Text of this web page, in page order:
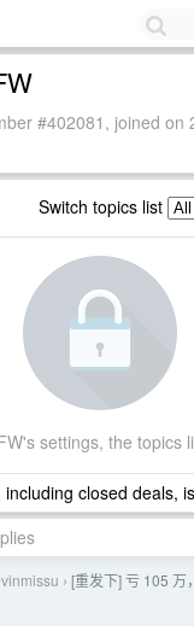
#402081, joined on
Switch topics list
settings, the topics
closed deals,
› [重发下] 亏 105 万